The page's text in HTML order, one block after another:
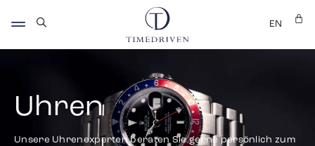
EN
Uhren
Unsere Uhrenexperten beraten Sie gerne persönlich zum